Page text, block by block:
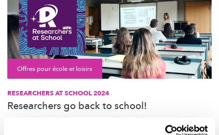
Offres pour école et loisirs
RESEARCHERS AT SCHOOL 2024
Researchers go back to school!
Register your class now! During the week from Monday 17 to
Friday 21 March 2025, researchers working in Luxembourg will